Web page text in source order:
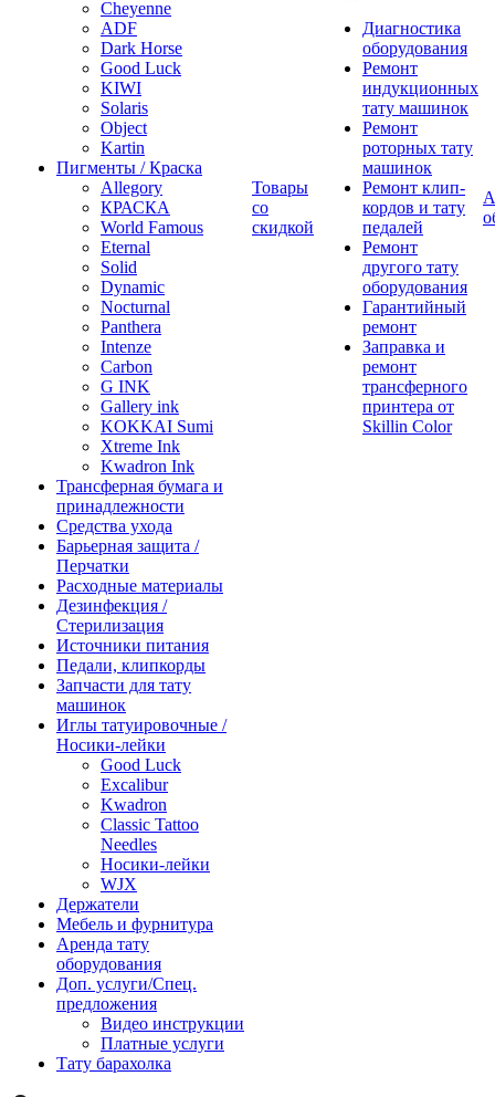
Cheyenne
ADF
Dark Horse
Good Luck
KIWI
Solaris
Object
Kartin
Пигменты / Краска
Allegory
КРАСКА
World Famous
Eternal
Solid
Dynamic
Nocturnal
Panthera
Intenze
Carbon
G INK
Gallery ink
KOKKAI Sumi
Xtreme Ink
Kwadron Ink
Трансферная бумага и
принадлежности
Средства ухода
Барьерная защита /
Перчатки
Расходные материалы
Дезинфекция /
Стерилизация
Источники питания
Педали, клипкорды
Запчасти для тату
машинок
Иглы татуировочные /
Носики-лейки
Good Luck
Excalibur
Kwadron
Classic Tattoo
Needles
Носики-лейки
WJX
Держатели
Мебель и фурнитура
Аренда тату
оборудования
Доп. услуги/Спец.
предложения
Видео инструкции
Платные услуги
Тату барахолка
Товары
со
скидкой
Диагностика
оборудования
Ремонт
индукционных
тату машинок
Ремонт
роторных тату
машинок
Ремонт клип-
кордов и тату
педалей
Ремонт
другого тату
оборудования
Гарантийный
ремонт
Заправка и
ремонт
трансферного
принтера от
Skillin Color